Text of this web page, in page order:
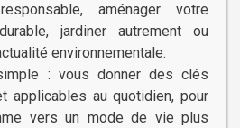
aménager votre
jardiner autrement ou
environnementale.
: vous donner des clés
applicables au quotidien, pour
vers un mode de vie plus